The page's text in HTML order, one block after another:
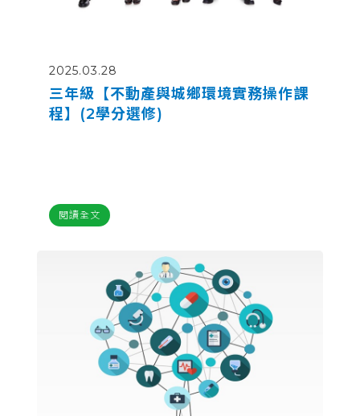
2025.03.28
三年級【不動產與城鄉環境實務操作課
程】(2學分選修)
閱讀全文